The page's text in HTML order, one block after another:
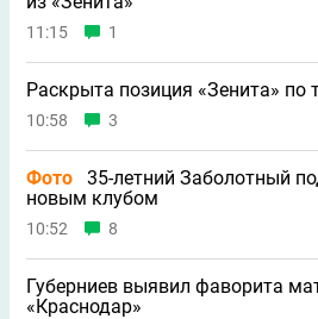
11:15 1
Раскрыта позиция «Зенита» по
10:58 3
Фото
35-летний Заболотный
новым клубом
10:52 8
Губерниев выявил фаворита
«Краснодар»